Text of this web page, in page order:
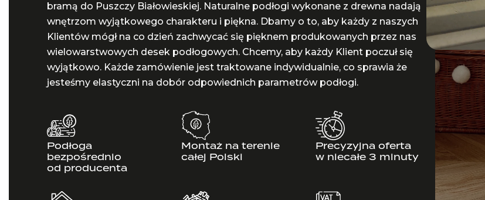
bramą do Puszczy Białowieskiej. Naturalne podłogi wykonane z drewna nadają
wnętrzom wyjątkowego charakteru i piękna. Dbamy o to, aby każdy z naszych
Klientów mógł na co dzień zachwycać się pięknem produkowanych przez nas
wielowarstwowych desek podłogowych. Chcemy, aby każdy Klient poczuł się
wyjątkowo. Każde zamówienie jest traktowane indywidualnie, co sprawia że
jesteśmy elastyczni na dobór odpowiednich parametrów podłogi.
Podłoga
bezpośrednio
od producenta
Montaż na terenie
całej Polski
Precyzyjna oferta
w niecałe 3 minuty